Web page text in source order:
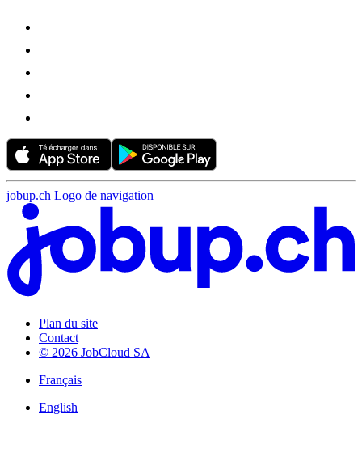
jobup.ch Logo de navigation
Plan du site
Contact
© 2026 JobCloud SA
Français
English